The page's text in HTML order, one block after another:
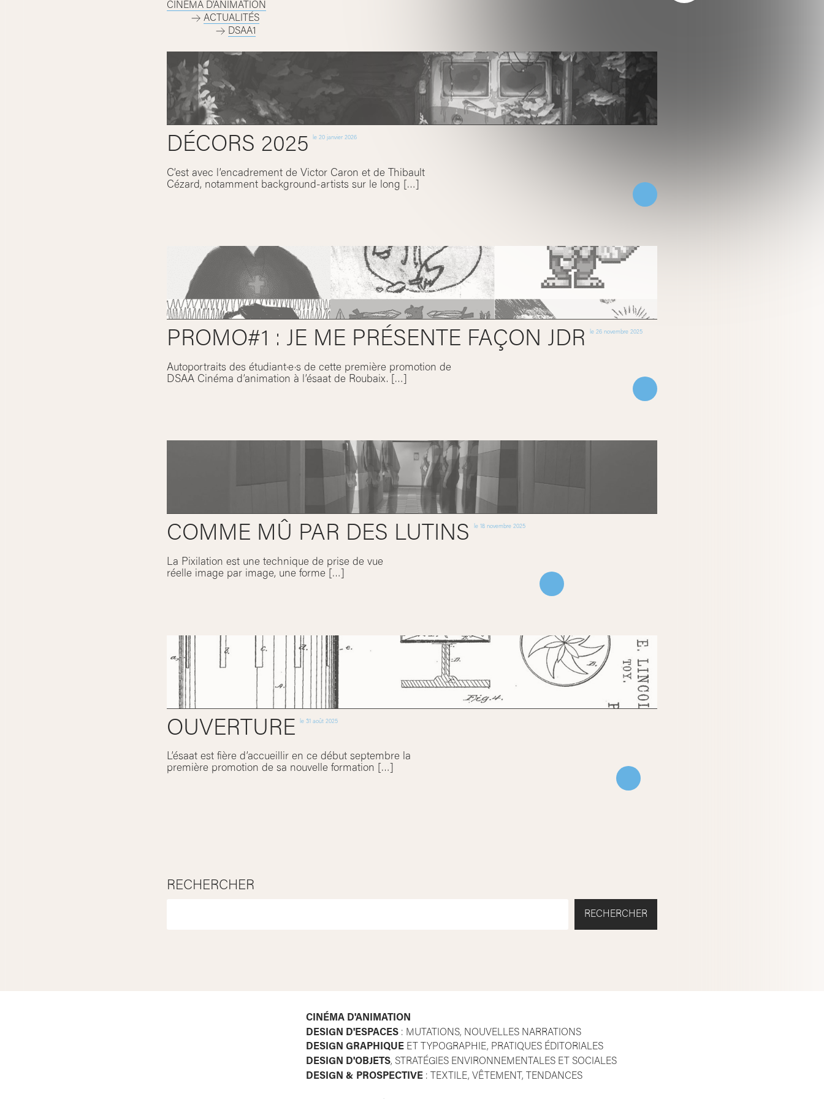
CINÉMA D'ANIMATION
ACTUALITÉS
DSAA1
DÉCORS 2025 le20 janvier 2026
C’est avec l’encadrement de Victor Caron et de Thibault
Cézard, notamment background-artists sur le long […]
PROMO#1 : JE ME PRÉSENTE FAÇON JDR le26 novembre 2025
Autoportraits des étudiant·e·s de cette première promotion de
DSAA Cinéma d’animation à l’ésaat de Roubaix. […]
COMME MÛ PAR DES LUTINS le18 novembre 2025
La Pixilation est une technique de prise de vue
réelle image par image, une forme […]
OUVERTURE le31 août 2025
L’ésaat est fière d’accueillir en ce début septembre la
première promotion de sa nouvelle formation […]
RECHERCHER
RECHERCHER
CINÉMA D'ANIMATION
DESIGN D'ESPACES: MUTATIONS, NOUVELLES NARRATIONS
DESIGN GRAPHIQUEET TYPOGRAPHIE, PRATIQUES ÉDITORIALES
DESIGN D'OBJETS, STRATÉGIES ENVIRONNEMENTALES ET SOCIALES
DESIGN & PROSPECTIVE : TEXTILE, VÊTEMENT, TENDANCES